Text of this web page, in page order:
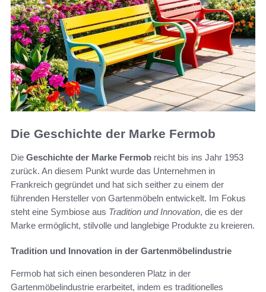
Die Geschichte der Marke Fermob
Die Geschichte der Marke Fermob reicht bis ins Jahr 1953
zurück. An diesem Punkt wurde das Unternehmen in
Frankreich gegründet und hat sich seither zu einem der
führenden Hersteller von Gartenmöbeln entwickelt. Im Fokus
steht eine Symbiose aus Tradition und Innovation, die es der
Marke ermöglicht, stilvolle und langlebige Produkte zu kreieren.
Tradition und Innovation in der Gartenmöbelindustrie
Fermob hat sich einen besonderen Platz in der
Gartenmöbelindustrie erarbeitet, indem es traditionelles